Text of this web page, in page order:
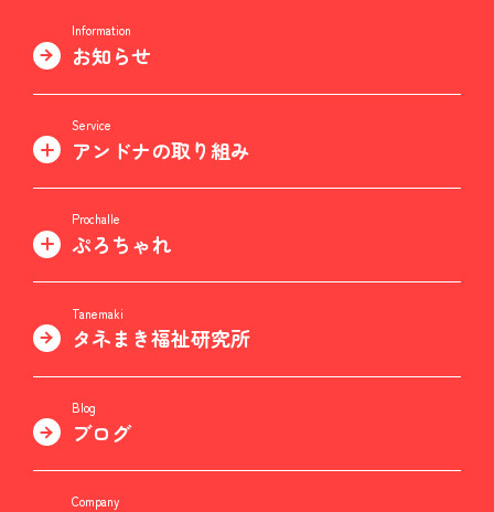
Information
お知らせ
Service
アンドナの取り組み
Prochalle
ぷろちゃれ
Tanemaki
タネまき福祉研究所
Blog
ブログ
Company